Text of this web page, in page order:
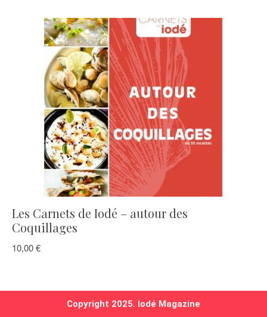
Les Carnets de Iodé – autour des
Coquillages
10,00€
Copyright 2025. Iodé Magazine